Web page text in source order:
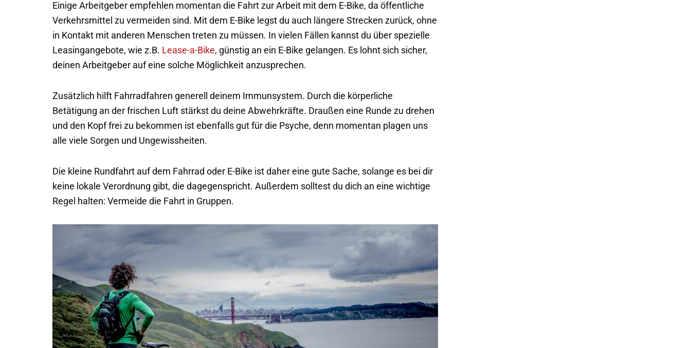
Einige Arbeitgeber empfehlen momentan die Fahrt zur Arbeit mit dem E-Bike, da öffentliche
Verkehrsmittel zu vermeiden sind. Mit dem E-Bike legst du auch längere Strecken zurück, ohne
in Kontakt mit anderen Menschen treten zu müssen. In vielen Fällen kannst du über spezielle
Leasingangebote, wie z.B. Lease-a-Bike, günstig an ein E-Bike gelangen. Es lohnt sich sicher,
deinen Arbeitgeber auf eine solche Möglichkeit anzusprechen.
Zusätzlich hilft Fahrradfahren generell deinem Immunsystem. Durch die körperliche
Betätigung an der frischen Luft stärkst du deine Abwehrkräfte. Draußen eine Runde zu drehen
und den Kopf frei zu bekommen ist ebenfalls gut für die Psyche, denn momentan plagen uns
alle viele Sorgen und Ungewissheiten.
Die kleine Rundfahrt auf dem Fahrrad oder E-Bike ist daher eine gute Sache, solange es bei dir
keine lokale Verordnung gibt, die dagegenspricht. Außerdem solltest du dich an eine wichtige
Regel halten: Vermeide die Fahrt in Gruppen.